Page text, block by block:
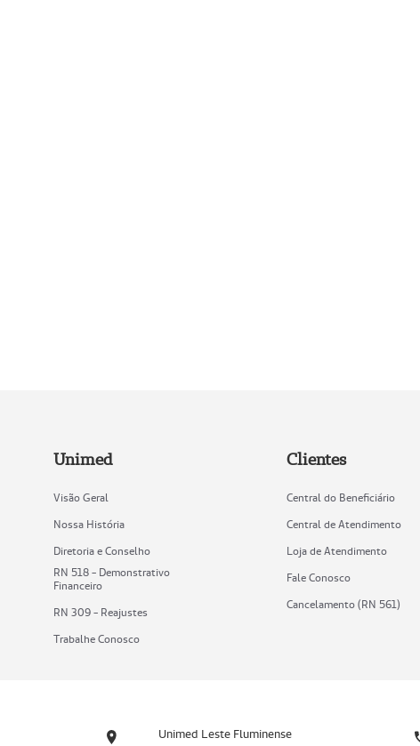
Unimed
Visão Geral
Nossa História
Diretoria e Conselho
RN 518 - Demonstrativo
Financeiro
RN 309 - Reajustes
Trabalhe Conosco
Clientes
Central do Beneficiário
Central de Atendimento
Loja de Atendimento
Fale Conosco
Cancelamento (RN 561)
Unimed Leste Fluminense